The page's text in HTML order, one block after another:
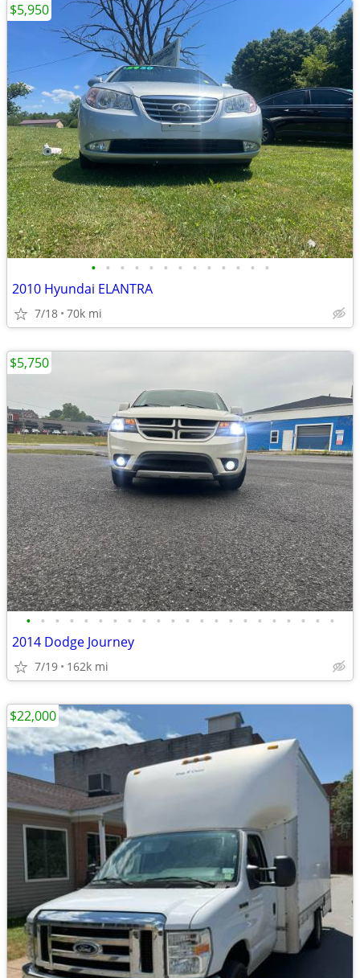
• • • • • • • • • • • • •
2010 Hyundai ELANTRA
7/18 70k mi
$5,950
• • • • • • • • • • • • • • • • • • • • • •
2014 Dodge Journey
7/19 162k mi
$5,750
$22,000